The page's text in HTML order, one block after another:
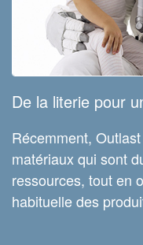
De la literie pour
Récemment,
matériaux qui sont
ressources, tout en
habituelle des